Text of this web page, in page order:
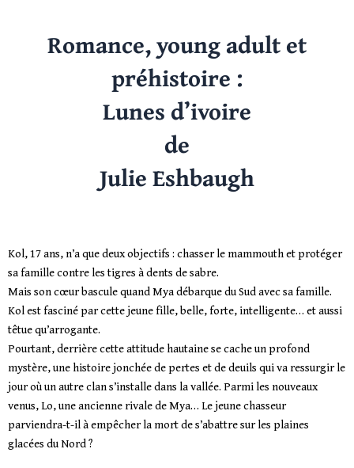
Romance, young adult et
préhistoire :
Lunes d’ivoire
de
Julie Eshbaugh
Kol, 17 ans, n’a que deux objectifs : chasser le mammouth et protéger
sa famille contre les tigres à dents de sabre.
Mais son cœur bascule quand Mya débarque du Sud avec sa famille.
Kol est fasciné par cette jeune fille, belle, forte, intelligente… et aussi
têtue qu’arrogante.
Pourtant, derrière cette attitude hautaine se cache un profond
mystère, une histoire jonchée de pertes et de deuils qui va ressurgir le
jour où un autre clan s’installe dans la vallée. Parmi les nouveaux
venus, Lo, une ancienne rivale de Mya… Le jeune chasseur
parviendra-t-il à empêcher la mort de s’abattre sur les plaines
glacées du Nord ?